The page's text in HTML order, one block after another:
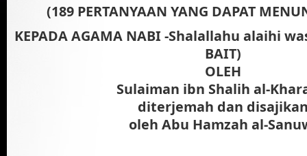
(189 PERTANYAAN YANG DAPAT
KEPADA AGAMA NABI -Shalallahu alaihi
BAIT)
OLEH
Sulaiman ibn Shalih al-
diterjemah dan
oleh Abu Hamzah al-